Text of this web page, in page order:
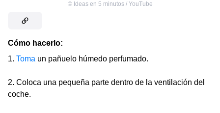
© Ideas en 5 minutos / YouTube
Cómo hacerlo:
1. Toma un pañuelo húmedo perfumado.
2. Coloca una pequeña parte dentro de la ventilación del
coche.